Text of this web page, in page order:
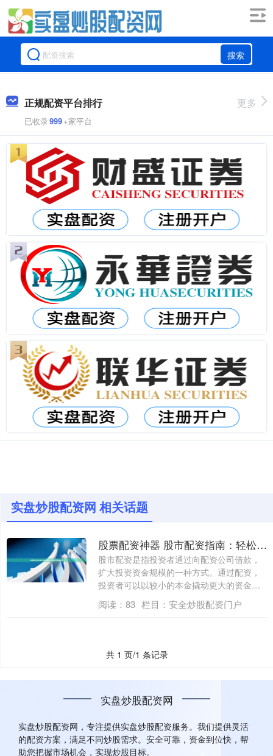
搜索
正规配资平台排行
已收录999+家平台
更多
实盘炒股配资网 相关话题
股票配资神器 股市配资指南：轻松撬动资金杠杆
股市配资是指投资者通过向配资公司借款，
扩大投资资金规模的一种方式。通过配资，
投资者可以以较小的本金撬动更大的资金杠
杆，从....
阅读： 83 栏目： 安全炒股配资门户
共 1 页/1 条记录
实盘炒股配资网
实盘炒股配资网，专注提供实盘炒股配资服务。我们提供灵活
的配资方案，满足不同炒股需求。安全可靠，资金到位快，帮
助您把握市场机会，实现炒股目标。